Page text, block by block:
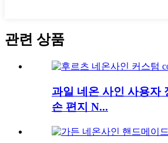
관련 상품
과일 네온 사인 사용자
손 편지 N...